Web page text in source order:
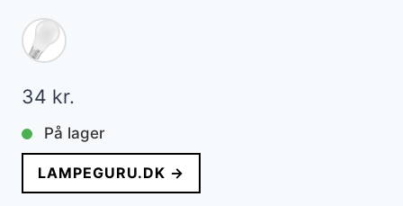
34 kr.
På lager
LAMPEGURU.DK →